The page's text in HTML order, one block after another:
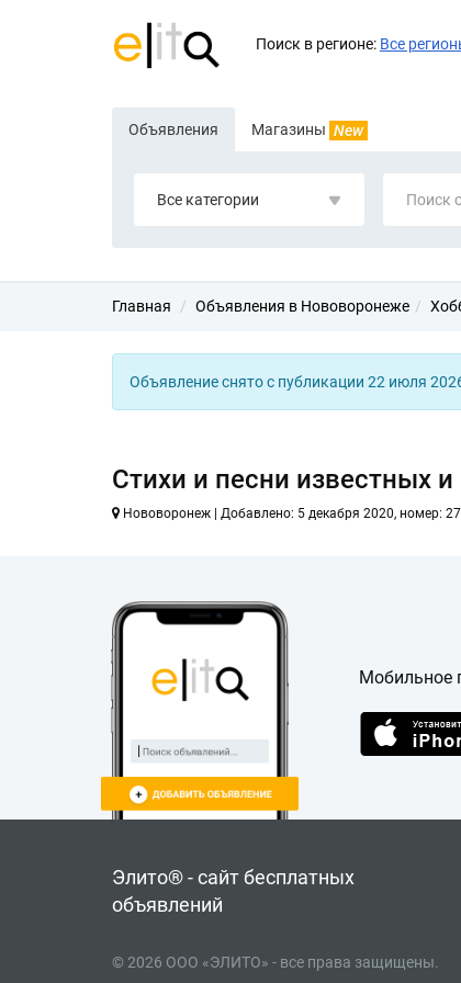
Поиск в регионе: Все
Объявления Магазины New
Все категории
Главная Объявления в Нововоронеже
Объявление снято с публикации 22 июля
Стихи и песни известных
Нововоронеж | Добавлено: 5 декабря 2020, номер:
Мобильное
Элито® - сайт бесплатных
объявлений
© 2026 ООО «ЭЛИТО» - все права защищены.